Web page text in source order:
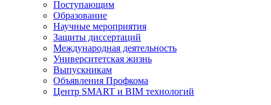
Поступающим
Образование
Научные мероприятия
Защиты диссертаций
Международная деятельность
Университетская жизнь
Выпускникам
Объявления Профкома
Центр SMART и BIM технологий